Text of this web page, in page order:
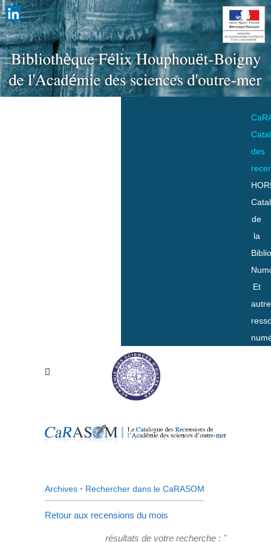
des
de
la
Et
Archives • Rechercher dans le CaRASOM
Retour aux recensions du mois
résultats de votre recherche : "